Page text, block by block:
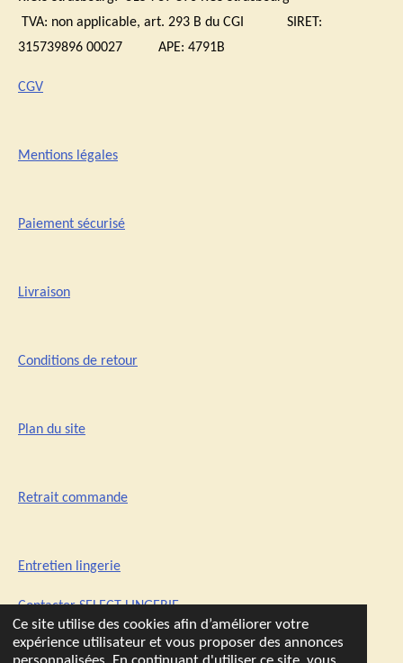
Ce site utilise des cookies afin d’améliorer votre
expérience utilisateur et vous proposer des annonces
TVA: non applicable, art. 293 B du CGI
SIRET:
315739896 00027 APE: 4791B
CGV
Mentions légales
Paiement sécurisé
Livraison
Conditions de retour
Plan du site
Retrait commande
Entretien lingerie
Contacter SELECT-LINGERIE